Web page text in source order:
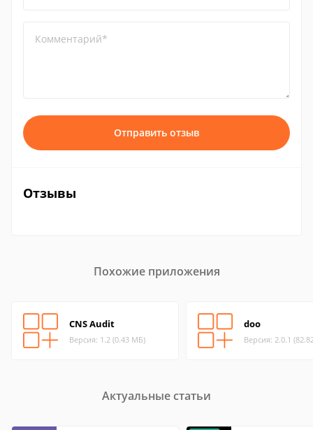
Комментарий*
Отправить отзыв
Отзывы
Похожие приложения
CNS Audit
Версия: 1.2 (0.43 МБ)
doo
Версия: 2.0.1
Актуальные статьи